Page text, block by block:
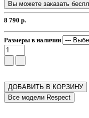
Вы можете заказать
8 790 р.
Размеры в наличии
ДОБАВИТЬ В КОРЗИНУ